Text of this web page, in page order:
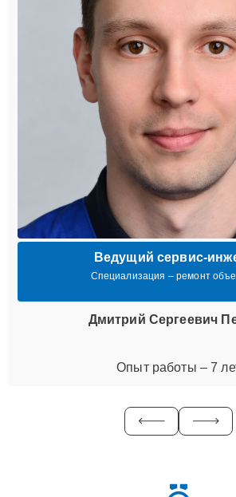
Ведущий сервис-
Специализация – ремонт
Дмитрий Сергеевич
Опыт работы – 7